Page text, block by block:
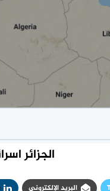
الجزائر
البريد الإلكتروني